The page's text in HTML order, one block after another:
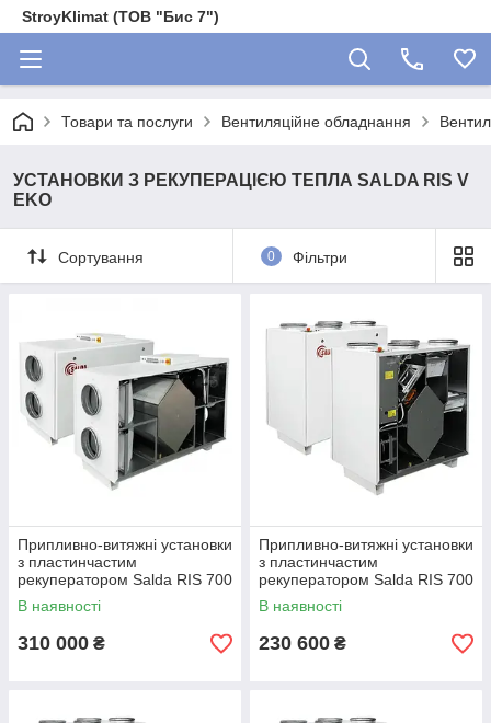
StroyKlimat (ТОВ "Бис 7")
Товари та послуги Вентиляційне обладнання
УСТАНОВКИ З РЕКУПЕРАЦІЄЮ ТЕПЛА SALDA RIS V
EKO
Сортування 0 Фільтри
Припливно-витяжні установки
з пластинчастим
рекуператором Salda RIS 700
HE EKO 3.0
В наявності
310 000 ₴
Припливно-витяжні установки
з пластинчастим
рекуператором Salda RIS 700
VW EKO 3.0
В наявності
230 600 ₴